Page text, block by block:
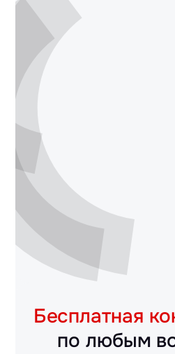
Бесплатная
по любым